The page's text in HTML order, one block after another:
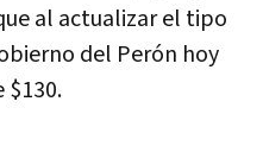
al actualizar el tipo
del Perón hoy